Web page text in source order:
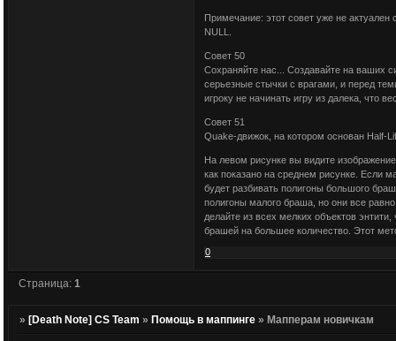
Примечание: этот совет уже не актуален
NULL.
Совет 50
Сохраняйте нас... Создавайте на ваших
серьезные стычки с врагами, и перед
игроку не начинать игру из далека, что
Совет 51
Quake-движок, на котором основан Half-
На левом рисунке вы видите
как показано на среднем рисунке. Если
будет разбивать полигоны большого
полигоны малого браша, но они все
делайте из всех мелких объектов
брашей на большее количество. Этот
0
Страница: 1
» [Death Note] CS Team » Помощь в маппинге » Мапперам новичкам